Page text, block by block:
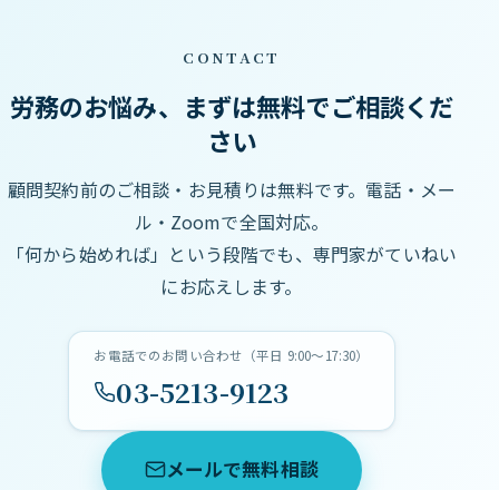
CONTACT
労務のお悩み、まずは無料でご相談くだ
さい
顧問契約前のご相談・お見積りは無料です。電話・メー
ル・Zoomで全国対応。
「何から始めれば」という段階でも、専門家がていねい
にお応えします。
お電話でのお問い合わせ（平日 9:00〜17:30）
03-5213-9123
メールで無料相談